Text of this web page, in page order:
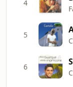
4
5
6